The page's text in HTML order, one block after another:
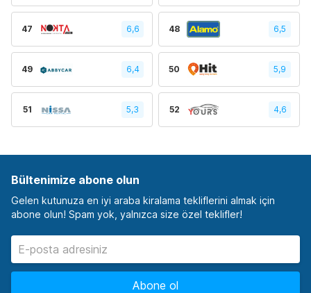
47 6,6 48 6,5
49 6,4 50 5,9
51 5,3 52 4,6
Bültenimize abone olun
Gelen kutunuza en iyi araba kiralama tekliflerini almak için
abone olun! Spam yok, yalnızca size özel teklifler!
Abone ol